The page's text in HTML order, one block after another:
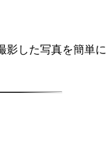
影した写真を簡単に